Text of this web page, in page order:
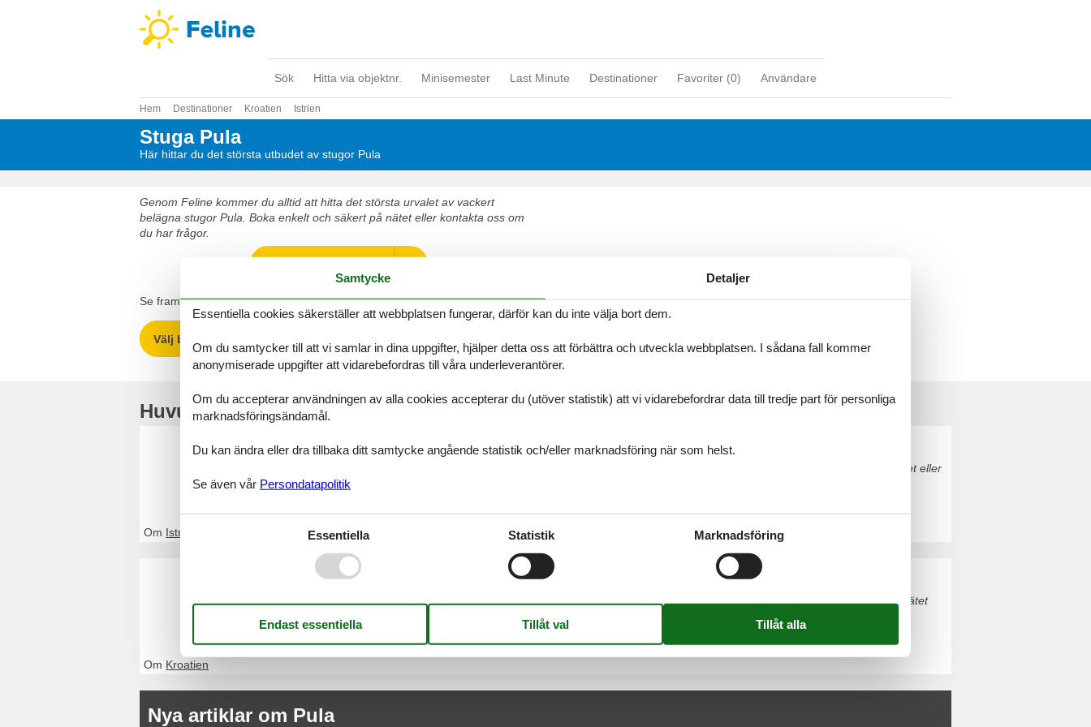
Sök Hitta via objektnr. Minisemester Last Minute Destinationer Favoriter (0) Användare
Hem Destinationer Kroatien Istrien
Stuga Pula
Här hittar du det största utbudet av stugor Pula
Genom Feline kommer du alltid att hitta det största urvalet av vackert
belägna stugor Pula. Boka enkelt och säkert på nätet eller kontakta oss om
du har frågor.
Se fram emot en underbar semester med gott om tid för varandra i en vacker stuga Pula
Välj bland 420 stugor
Huvudtoppartiklar
Stuga Istrien
Genom Feline kommer du alltid att hitta det största urvalet av vackert belägna stugor Istrien. Boka enkelt och säkert på nätet eller
kontakta oss om du har frågor.
Om Istrien
Stuga Kroatien
Genom Feline kommer du alltid att hitta det största urvalet av vackert belägna stugor Kroatien. Boka enkelt och säkert på nätet
Om Kroatien
Nya artiklar om Pula
Samtycke Detaljer
Essentiella cookies säkerställer att webbplatsen fungerar, därför kan du inte välja bort dem.
Om du samtycker till att vi samlar in dina uppgifter, hjälper detta oss att förbättra och utveckla webbplatsen. I sådana fall kommer
anonymiserade uppgifter att vidarebefordras till våra underleverantörer.
Om du accepterar användningen av alla cookies accepterar du (utöver statistik) att vi vidarebefordrar data till tredje part för personliga
marknadsföringsändamål.
Du kan ändra eller dra tillbaka ditt samtycke angående statistik och/eller marknadsföring när som helst.
Se även vår Persondatapolitik
Essentiella Statistik Marknadsföring